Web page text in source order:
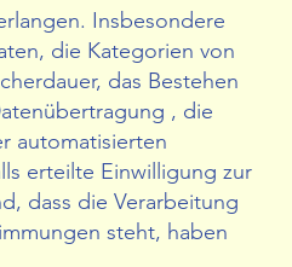
Insbesondere
die Kategorien von
das Bestehen
, die
automatisierten
erteilte Einwilligung zur
dass die Verarbeitung
steht, haben